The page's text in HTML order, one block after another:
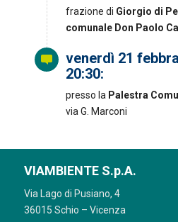
frazione di Giorgio di
comunale Don Paolo
venerdì 21
20:30:
presso la Palestra
via G. Marconi
VIAMBIENTE S.p.A.
Via Lago di Pusiano, 4
36015 Schio – Vicenza